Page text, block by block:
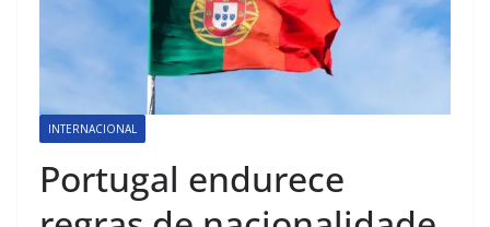
INTERNACIONAL
Portugal endurece